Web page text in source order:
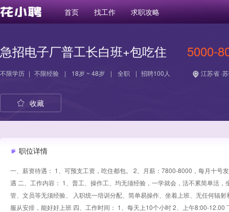
首页 找工作 求职攻略
急招电子厂普工长白班+包吃住 5000-
不限学历 | 不限经验 | 18岁 ~ 48岁 | 全职 | 招聘100人 江苏省 ·
收藏
职位详情
一、薪资待遇： 1、可预支工资，吃住都包。 2、月薪：7800-8000，每月十号
遇 二、工作内容： 1、普工、操作工、均无须经验，一学就会，活不累简单活
管、文员等无须经验、 入职统一培训分配、简单易操作、坐着上班、无任何辐
服从安排，能好好上班 四、工作时间： 1、每天上10个小时 2、上午8:00-